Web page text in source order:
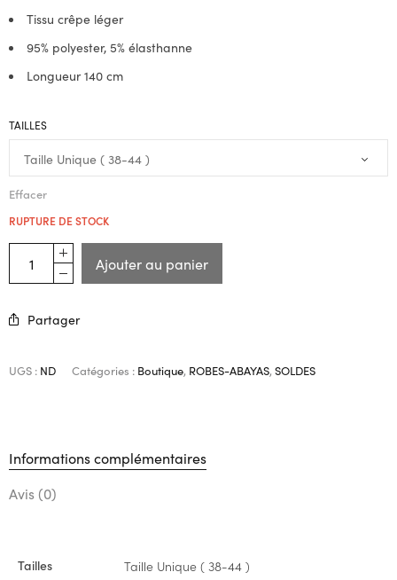
Tissu crêpe léger
95% polyester, 5% élasthanne
Longueur 140 cm
TAILLES
Effacer
RUPTURE DE STOCK
Ajouter au panier
Partager
UGS : ND Catégories : Boutique, ROBES-ABAYAS, SOLDES
Informations complémentaires
Avis (0)
Tailles Taille Unique ( 38-44 )